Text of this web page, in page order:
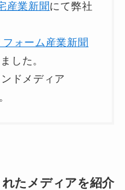
産業新聞にて弊社
フォーム産業新聞
した。
ドメディア
たメディアを紹介